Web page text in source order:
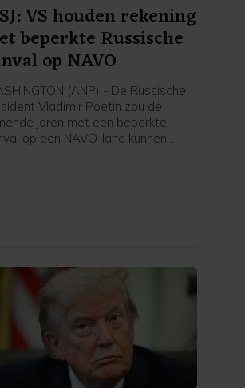
VS houden rekening
beperkte Russische
op NAVO
(ANP) - De Russische
Vladimir Poetin zou de
jaren met een beperkte
op een NAVO-land kunnen